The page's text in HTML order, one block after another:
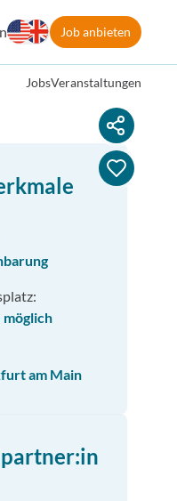
Job anbieten
JobsVeranstaltungen
am Main